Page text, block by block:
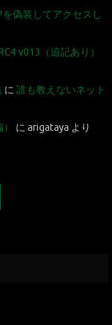
偽装してアクセスし
v013（追記あり）
に 誰も教えないネット
に arigataya より